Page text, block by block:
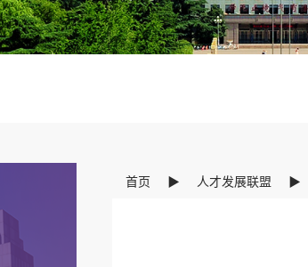
首页 ▶ 人才发展联盟 ▶